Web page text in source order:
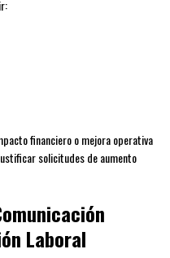
financiero o mejora operativa
solicitudes de aumento
Laboral